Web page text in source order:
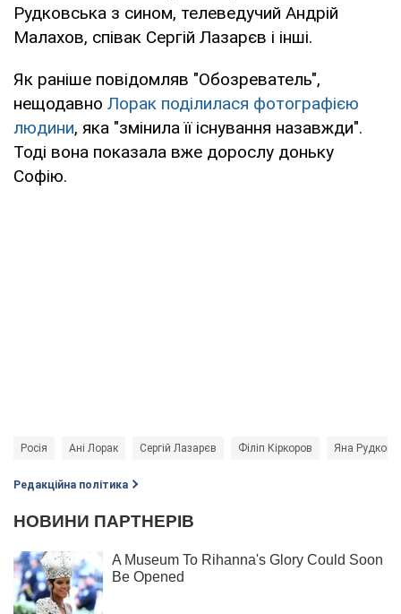
Рудковська з сином, телеведучий Андрій
Малахов, співак Сергій Лазарєв і інші.
Як раніше повідомляв "Обозреватель",
нещодавно Лорак поділилася фотографією
людини, яка "змінила її існування назавжди".
Тоді вона показала вже дорослу доньку
Софію.
Росія Ані Лорак Сергій Лазарєв Філіп Кіркоров Яна
Редакційна політика